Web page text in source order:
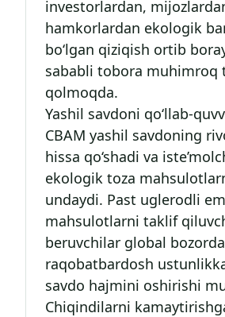
investorlardan,
hamkorlardan ekologik
bo‘lgan qiziqish ortib
sababli tobora muhimroq
qolmoqda.
Yashil savdoni qo‘llab-
CBAM yashil savdoning
hissa qo‘shadi va
ekologik toza
undaydi. Past uglerodli
mahsulotlarni taklif
beruvchilar global bozorda
raqobatbardosh
savdo hajmini oshirishi
Chiqindilarni